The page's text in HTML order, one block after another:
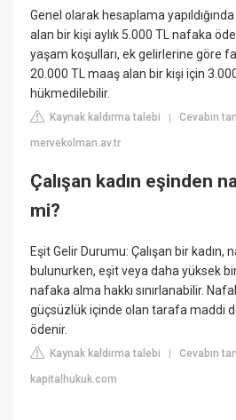
Genel olarak hesaplama
alan bir kişi aylık 5.000 TL nafaka
yaşam koşulları, ek gelirlerine göre
20.000 TL maaş alan bir kişi için
hükmedilebilir.
Kaynak kaldırma talebi |Cevabın
mervekolman.av.tr
Çalışan kadın eşinden
mi?
Eşit Gelir Durumu: Çalışan bir kadın,
bulunurken, eşit veya daha yüksek
nafaka alma hakkı sınırlanabilir.
güçsüzlük içinde olan tarafa maddi
ödenir.
Kaynak kaldırma talebi |Cevabın
kapitalhukuk.com